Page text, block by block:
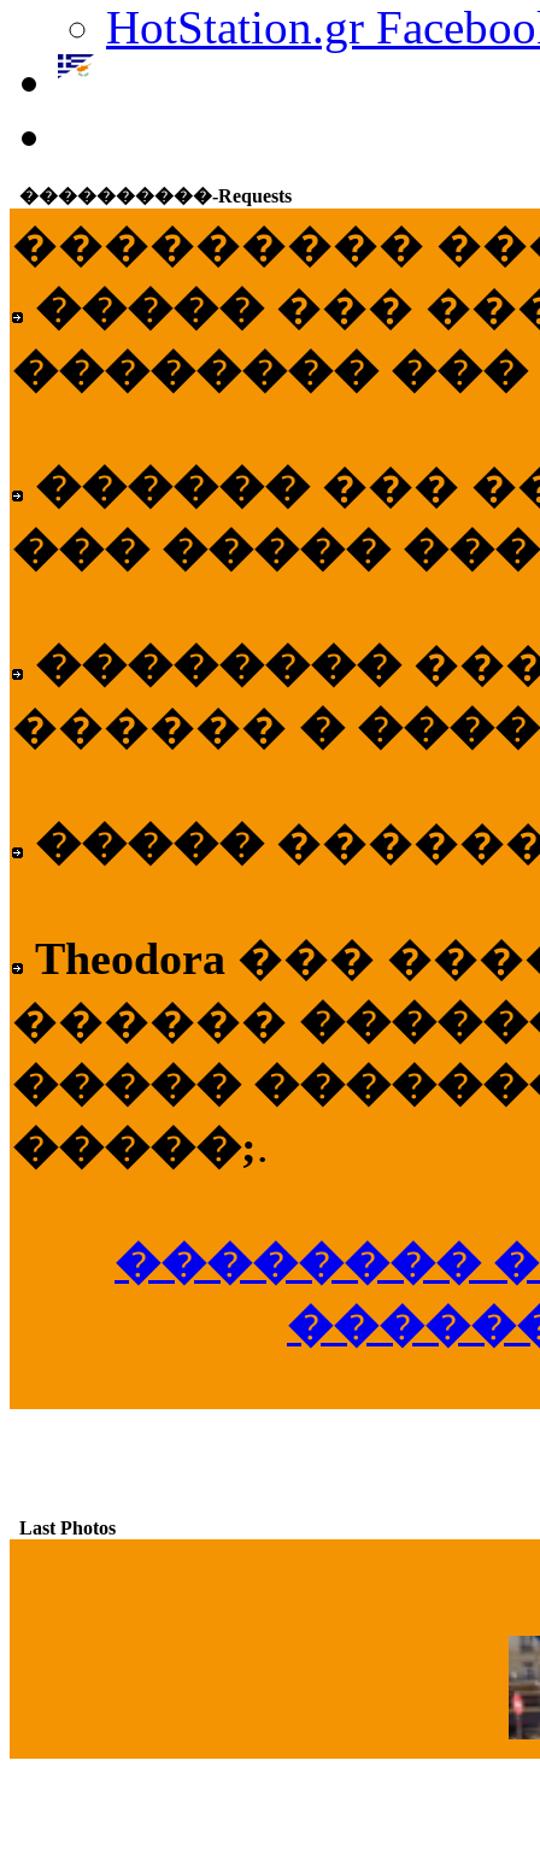
HotStation.gr
����������-Requests
���������
����� ���
�������� ���
������ ���
��� �����
��������
������ �
�����
Theodora ���
������
�����
�����;.
��������
Last Photos